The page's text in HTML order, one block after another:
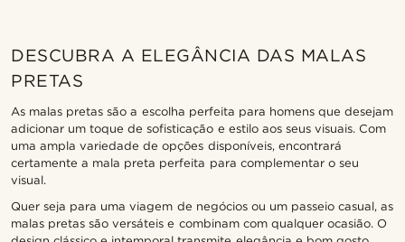
DESCUBRA A ELEGÂNCIA DAS MALAS
PRETAS
As malas pretas são a escolha perfeita para homens que desejam
adicionar um toque de sofisticação e estilo aos seus visuais. Com
uma ampla variedade de opções disponíveis, encontrará
certamente a mala preta perfeita para complementar o seu
visual.
Quer seja para uma viagem de negócios ou um passeio casual, as
malas pretas são versáteis e combinam com qualquer ocasião. O